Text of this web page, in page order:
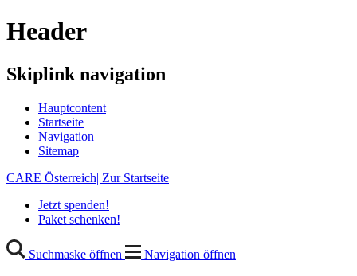
Header
Skiplink navigation
Hauptcontent
Startseite
Navigation
Sitemap
CARE Österreich| Zur Startseite
Jetzt spenden!
Paket schenken!
Suchmaske öffnen Navigation öffnen